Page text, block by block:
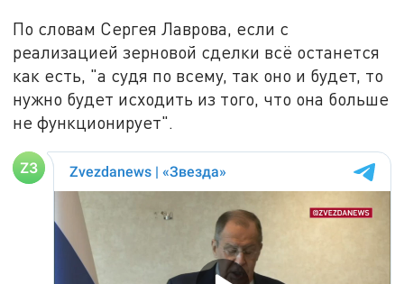
По словам Сергея Лаврова, если с
реализацией зерновой сделки всё останется
как есть, "а судя по всему, так оно и будет, то
нужно будет исходить из того, что она больше
не функционирует".